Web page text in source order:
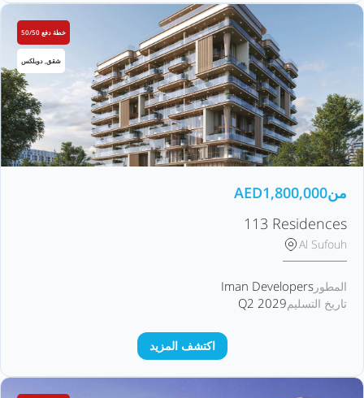
خطة دفع 50/50
شقق, دوبلكس
من AED1,800,000
113 Residences
Al Sufouh
المطور Iman Developers
تاريخ التسليمQ2 2029
اكتشف المزيد